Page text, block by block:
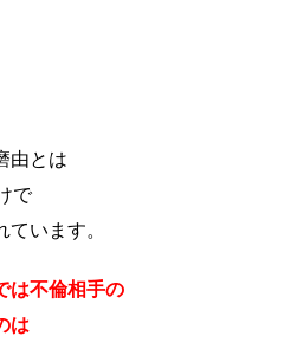
由とは
で
います。
は不倫相手の
は